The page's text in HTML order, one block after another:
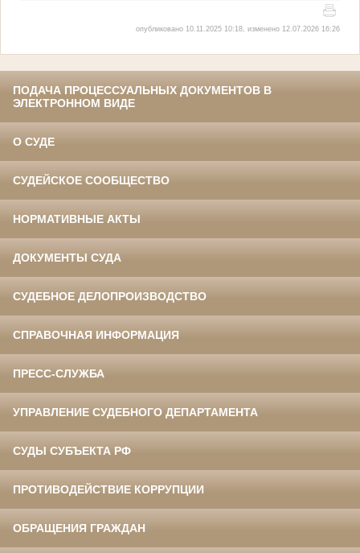
опубликовано 10.11.2025 10:18, изменено 12.07.2026 16:26
ПОДАЧА ПРОЦЕССУАЛЬНЫХ ДОКУМЕНТОВ В
ЭЛЕКТРОННОМ ВИДЕ
О СУДЕ
СУДЕЙСКОЕ СООБЩЕСТВО
НОРМАТИВНЫЕ АКТЫ
ДОКУМЕНТЫ СУДА
СУДЕБНОЕ ДЕЛОПРОИЗВОДСТВО
СПРАВОЧНАЯ ИНФОРМАЦИЯ
ПРЕСС-СЛУЖБА
УПРАВЛЕНИЕ СУДЕБНОГО ДЕПАРТАМЕНТА
СУДЫ СУБЪЕКТА РФ
ПРОТИВОДЕЙСТВИЕ КОРРУПЦИИ
ОБРАЩЕНИЯ ГРАЖДАН